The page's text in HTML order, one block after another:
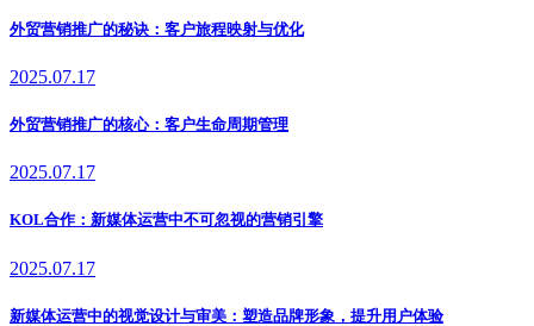
外贸营销推广的秘诀：客户旅程映射与优化
2025.07.17
外贸营销推广的核心：客户生命周期管理
2025.07.17
KOL合作：新媒体运营中不可忽视的营销引擎
2025.07.17
新媒体运营中的视觉设计与审美：塑造品牌形象，提升用户体验